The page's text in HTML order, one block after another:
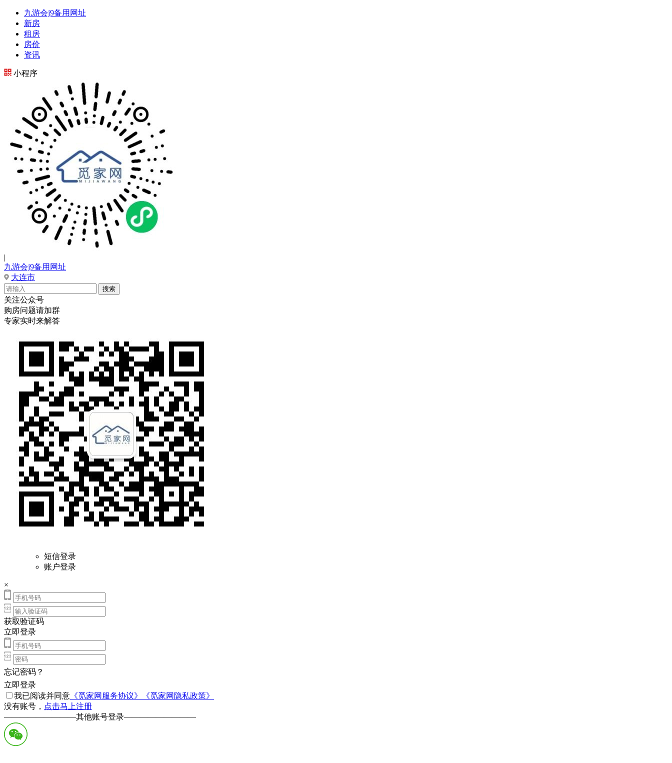
九游会j9备用网址
新房
租房
房价
资讯
小程序
|
九游会j9备用网址
大连市
关注公众号
购房问题请加群
专家实时来解答
短信登录
账户登录
×
获取验证码
立即登录
忘记密码？
立即登录
我已阅读并同意 《觅家网服务协议》
《觅家网隐私政策》
没有账号， 点击马上注册
—————————其他账号登录—————————